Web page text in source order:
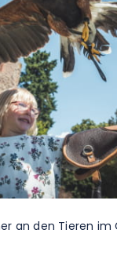
an den Tieren im